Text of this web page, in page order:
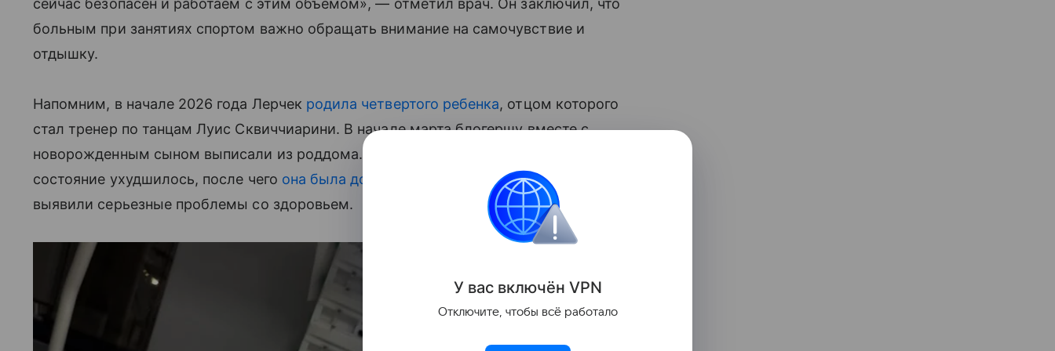
сейчас безопасен и работаем с этим объемом», — отметил врач. Он заключил, что
больным при занятиях спортом важно обращать внимание на самочувствие и
отдышку.
Напомним, в начале 2026 года Лерчек родила четвертого ребенка, отцом которого
стал тренер по танцам Луис Сквиччиарини. В начале марта блогершу вместе с
новорожденным сыном выписали из роддома. Однако уже на следующий день ее
состояние ухудшилось, после чего она была доставлена в больницу, где медики
выявили серьезные проблемы со здоровьем.
У вас включён VPN
Отключите, чтобы всё работало